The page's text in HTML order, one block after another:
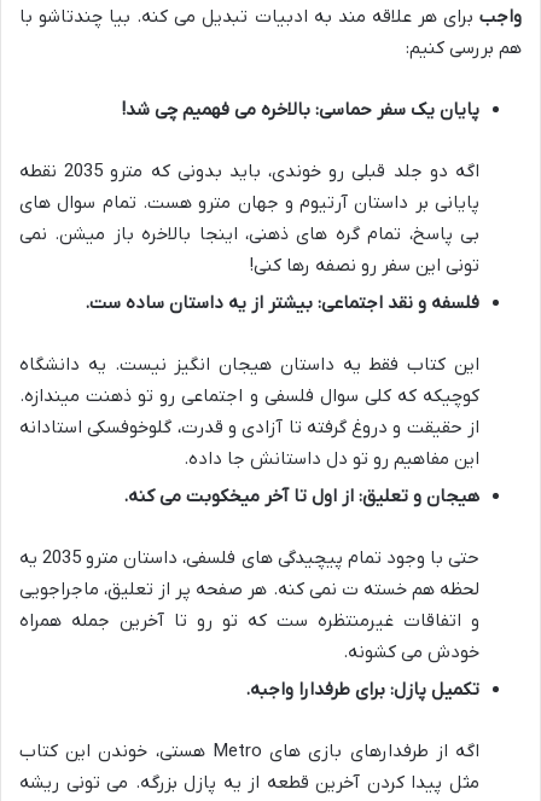
واجب برای هر علاقه مند به ادبیات تبدیل می کنه. بیا چندتاشو با
هم بررسی کنیم:
پایان یک سفر حماسی: بالاخره می فهمیم چی شد!
اگه دو جلد قبلی رو خوندی، باید بدونی که مترو 2035 نقطه
پایانی بر داستان آرتیوم و جهان مترو هست. تمام سوال های
بی پاسخ، تمام گره های ذهنی، اینجا بالاخره باز میشن. نمی
تونی این سفر رو نصفه رها کنی!
فلسفه و نقد اجتماعی: بیشتر از یه داستان ساده ست.
این کتاب فقط یه داستان هیجان انگیز نیست. یه دانشگاه
کوچیکه که کلی سوال فلسفی و اجتماعی رو تو ذهنت میندازه.
از حقیقت و دروغ گرفته تا آزادی و قدرت، گلوخوفسکی استادانه
این مفاهیم رو تو دل داستانش جا داده.
هیجان و تعلیق: از اول تا آخر میخکوبت می کنه.
حتی با وجود تمام پیچیدگی های فلسفی، داستان مترو 2035 یه
لحظه هم خسته ت نمی کنه. هر صفحه پر از تعلیق، ماجراجویی
و اتفاقات غیرمنتظره ست که تو رو تا آخرین جمله همراه
خودش می کشونه.
تکمیل پازل: برای طرفدارا واجبه.
اگه از طرفدارهای بازی های Metro هستی، خوندن این کتاب
مثل پیدا کردن آخرین قطعه از یه پازل بزرگه. می تونی ریشه